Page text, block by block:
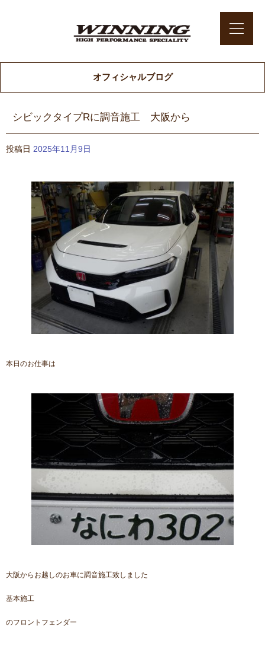
オフィシャルブログ
シビックタイプRに調音施工 大阪から
投稿日 2025年11月9日
本日のお仕事は
大阪からお越しのお車に調音施工致しました
基本施工
のフロントフェンダー